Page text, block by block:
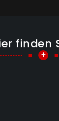
finden
+